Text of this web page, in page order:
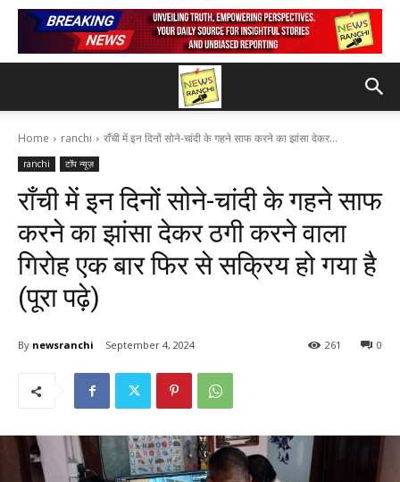
Home ranchi राँची में इन दिनों सोने-चांदी के गहने साफ करने का झांसा देकर...
ranchi टॉप न्यूज़
राँची में इन दिनों सोने-चांदी के गहने साफ
करने का झांसा देकर ठगी करने वाला
गिरोह एक बार फिर से सक्रिय हो गया है
(पूरा पढ़े)
By newsranchi September 4, 2024 0
261